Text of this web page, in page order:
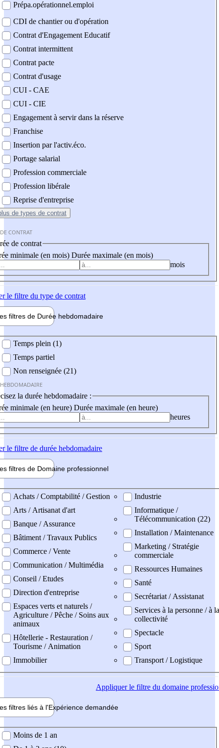
Prépa.opérationnel.emploi
CDI de chantier ou d'opération
Contrat d'Engagement Educatif
Contrat intermittent
Contrat pacte
Contrat d'usage
CUI - CAE
CUI - CIE
Engagement à servir dans la réserve
Franchise
Insertion par l'activ.éco.
Portage salarial
Profession commerciale
Profession libérale
Reprise d'entreprise
de types de contrat
CONTRAT
de contrat
minimale (en mois) Durée maximale (en mois)
mois
le filtre du type de contrat
filtres de Durée hebdomadaire
Temps plein (1)
Temps partiel
Non renseignée (21)
la durée hebdomadaire :
minimale (en heure) Durée maximale (en heure)
heures
le filtre de durée hebdomadaire
filtres de Domaine professionnel
professionel
Achats / Comptabilité / Gestion
Arts / Artisanat d'art
Banque / Assurance
Bâtiment / Travaux Publics
Commerce / Vente
Communication / Multimédia
Conseil / Etudes
Direction d'entreprise
Espaces verts et naturels /
Agriculture / Pêche / Soins aux
animaux
Hôtellerie - Restauration /
Tourisme / Animation
Immobilier
Industrie
Informatique /
Télécommunication (22)
Installation / Maintenance
Marketing / Stratégie
commerciale
Ressources Humaines
Santé
Secrétariat / Assistanat
Services à la personne / à la
collectivité
Spectacle
Sport
Transport / Logistique
Appliquerle filtre du domaine
filtres liés à l'Expérience demandée
demandée
Moins de 1 an